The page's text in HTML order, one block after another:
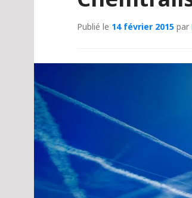
Publié le 14 février 2015 par